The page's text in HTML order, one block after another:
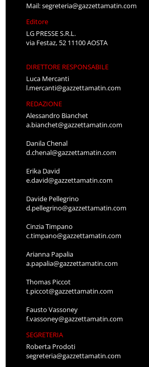
Mail:segreteria@gazzettamatin.com
Editore
LG PRESSE S.R.L.
via Festaz, 52 11100 AOSTA
DIRETTORE RESPONSABILE
Luca Mercanti
l.mercanti@gazzettamatin.com
REDAZIONE
Alessandro Bianchet
a.bianchet@gazzettamatin.com
Danila Chenal
d.chenal@gazzettamatin.com
Erika David
e.david@gazzettamatin.com
Davide Pellegrino
d.pellegrino@gazzettamatin.com
Cinzia Timpano
c.timpano@gazzettamatin.com
Arianna Papalia
a.papalia@gazzettamatin.com
Thomas Piccot
t.piccot@gazzettamatin.com
Fausto Vassoney
f.vassoney@gazzettamatin.com
SEGRETERIA
Roberta Prodoti
segreteria@gazzettamatin.com